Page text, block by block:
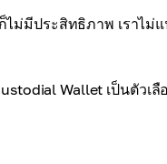
ม่มีประสิทธิภาพ เราไม่
Wallet เป็นตัวเ